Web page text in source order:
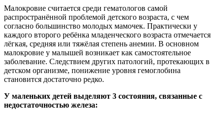
Малокровие считается среди гематологов самой
распространённой проблемой детского возраста, с чем
согласно большинство молодых мамочек. Практически у
каждого второго ребёнка младенческого возраста отмечается
лёгкая, средняя или тяжёлая степень анемии. В основном
малокровие у малышей возникает как самостоятельное
заболевание. Следствием других патологий, протекающих в
детском организме, понижение уровня гемоглобина
становится достаточно редко.
У маленьких детей выделяют 3 состояния, связанные с
недостаточностью железа: